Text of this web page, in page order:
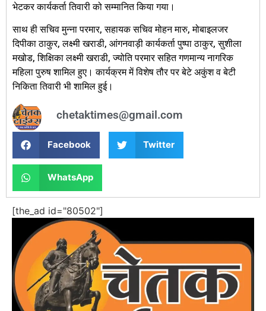
भेटकर कार्यकर्ता तिवारी को सम्मानित किया गया।
साथ ही सचिव मुन्ना परमार, सहायक सचिव मोहन मारु, मोबाइलजर
दिपीका ठाकुर, लक्ष्मी खराडी, आंगनवाड़ी कार्यकर्ता पुष्पा ठाकुर, सुशीला
मखोड, शिक्षिका लक्ष्मी खराडी, ज्योति परमार सहित गणमान्य नागरिक
महिला पुरुष शामिल हुए। कार्यक्रम में विशेष तौर पर बेटे अकुंश व बेटी
निकिता तिवारी भी शामिल हुई।
chetaktimes@gmail.com
Facebook Twitter
WhatsApp
[the_ad id="80502"]